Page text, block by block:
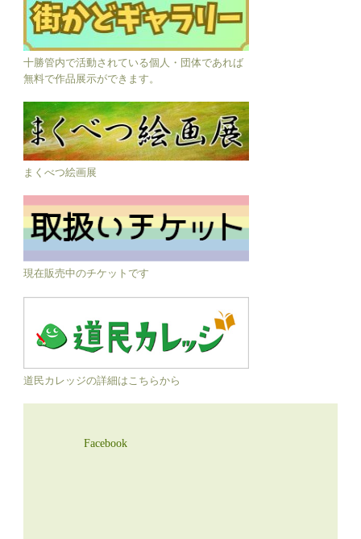
十勝管内で活動されている個人・団体であれば
無料で作品展示ができます。
まくべつ絵画展
現在販売中のチケットです
道民カレッジの詳細はこちらから
Facebook